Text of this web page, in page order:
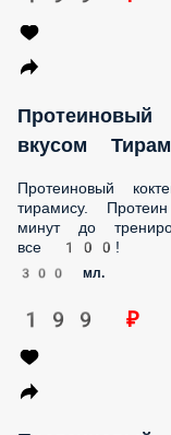
Протеиновый
Протеиновый
Протеин
забери и
300 мл.
199 ₽
Протеиновый
вкусом